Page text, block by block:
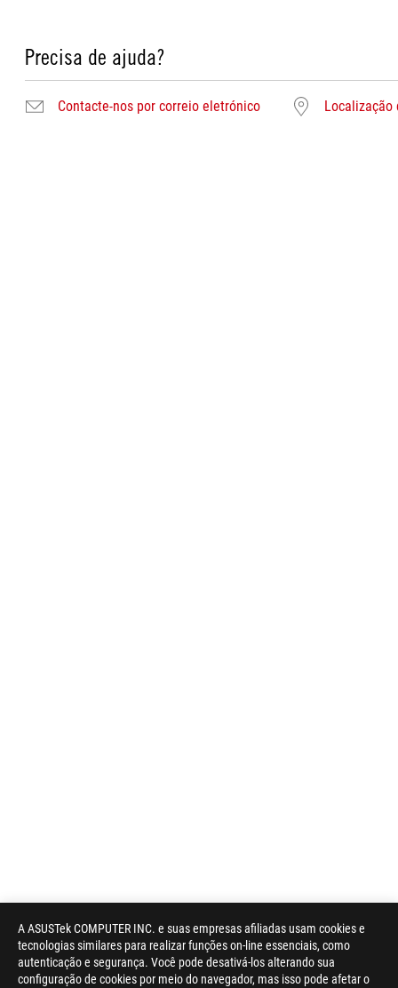
A ASUSTek COMPUTER INC. e suas empresas afiliadas usam cookies e
tecnologias similares para realizar funções on-line essenciais, como
autenticação e segurança. Você pode desativá-los alterando sua
configuração de cookies por meio do navegador, mas isso pode afetar o
Precisa de ajuda?
Contacte-nos por correio eletrónico Localização